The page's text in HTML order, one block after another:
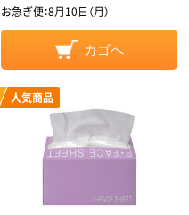
お急ぎ便：8月10日（月）
カゴへ
人気商品